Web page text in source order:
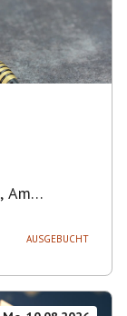
, Am
AUSGEBUCHT